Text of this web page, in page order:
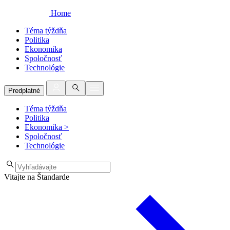
Home
Téma týždňa
Politika
Ekonomika
Spoločnosť
Technológie
Predplatné
Téma týždňa
Politika
Ekonomika >
Spoločnosť
Technológie
Vitajte na Štandarde